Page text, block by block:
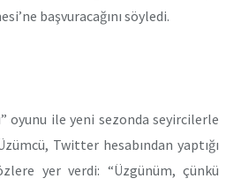
başvuracağını söyledi.
oyunu ile yeni sezonda seyircilerle
Twitter hesabından yaptığı
yer verdi: “Üzgünüm, çünkü